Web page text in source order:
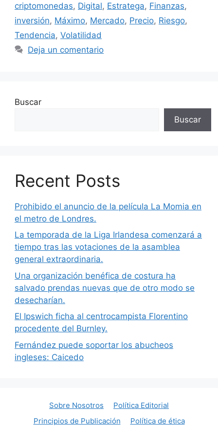
criptomonedas, Digital, Estratega, Finanzas,
inversión, Máximo, Mercado, Precio, Riesgo,
Tendencia, Volatilidad
Deja un comentario
Buscar
Buscar
Recent Posts
Prohibido el anuncio de la película La Momia en
el metro de Londres.
La temporada de la Liga Irlandesa comenzará a
tiempo tras las votaciones de la asamblea
general extraordinaria.
Una organización benéfica de costura ha
salvado prendas nuevas que de otro modo se
desecharían.
El Ipswich ficha al centrocampista Florentino
procedente del Burnley.
Fernández puede soportar los abucheos
ingleses: Caicedo
Sobre Nosotros
Política Editorial
Principios de Publicación
Política de ética